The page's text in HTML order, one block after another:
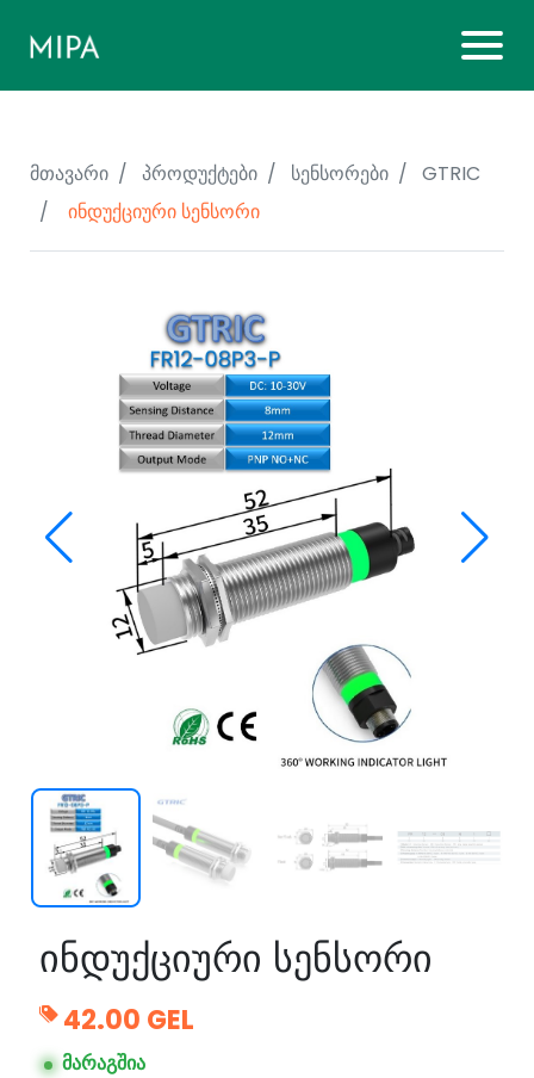
მთავარი პროდუქტები სენსორები
GTRIC
ინდუქციური სენსორი
ინდუქციური სენსორი
42.00 GEL
მარაგშია